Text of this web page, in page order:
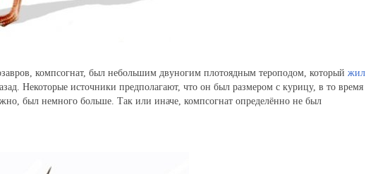
компсогнат, был небольшим двуногим плотоядным тероподом, который жил
Некоторые источники предполагают, что он был размером с курицу, в то время
был немного больше. Так или иначе, компсогнат определённо не был